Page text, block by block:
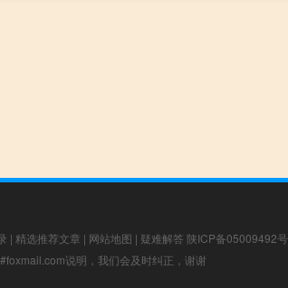
| 精选推荐文章 | 网站地图 | 疑难解答 陕ICP备05009492号
说明，我们会及时纠正，谢谢